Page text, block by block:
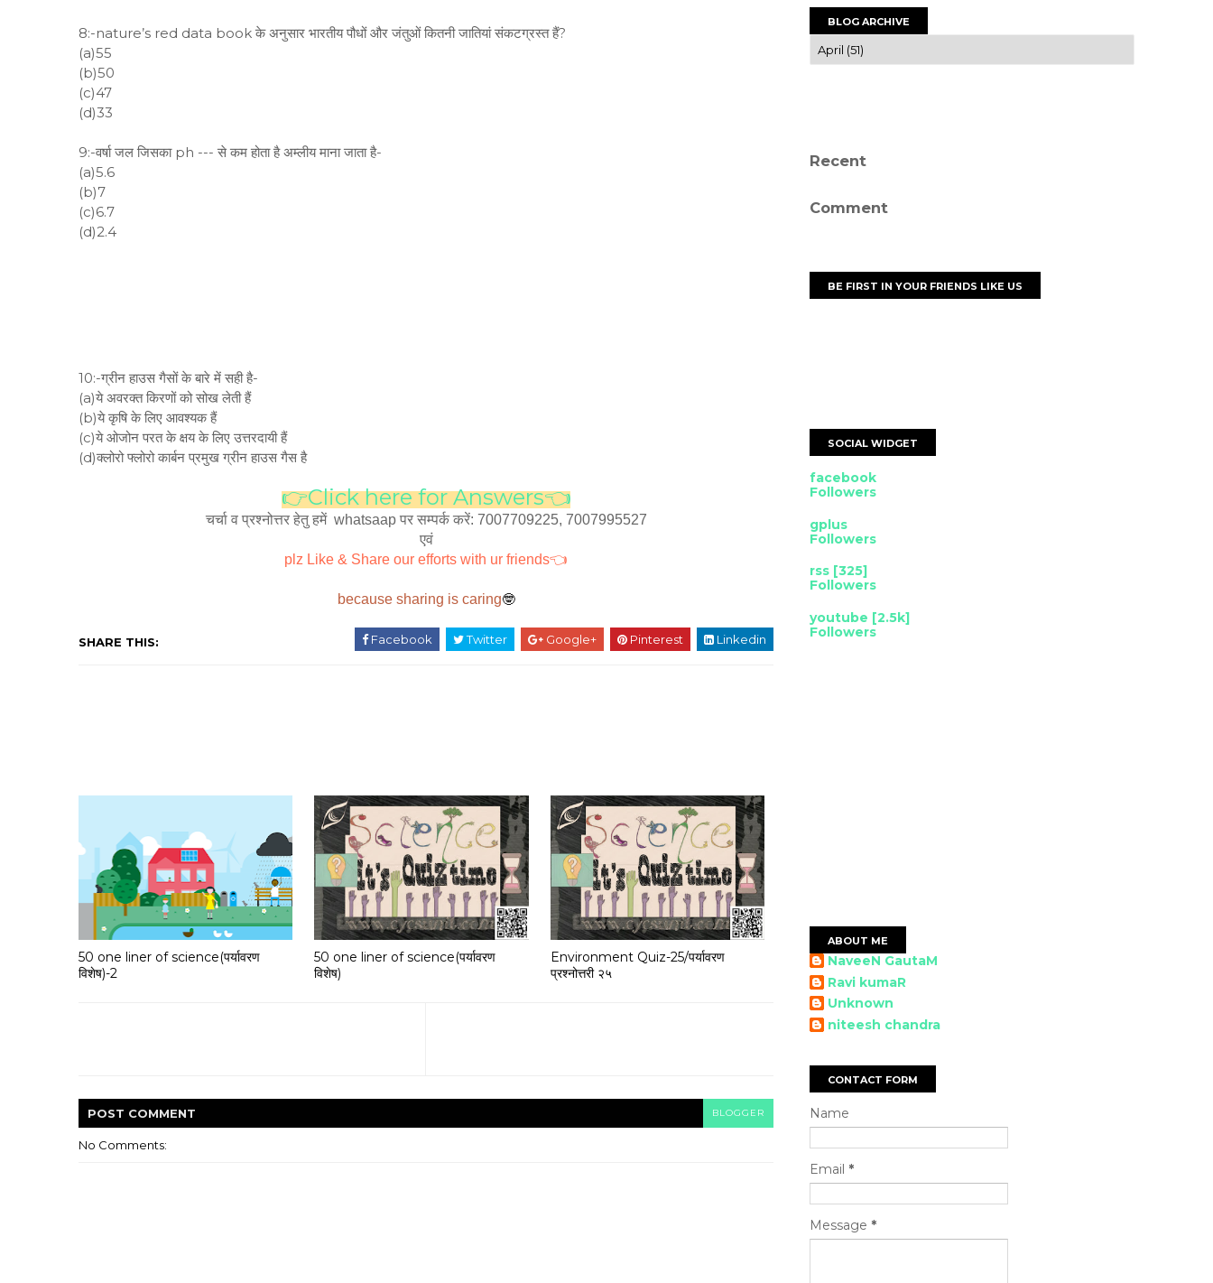
8:-nature’s red data book के अनुसार भारतीय पौधों और जंतुओं कितनी जातियां संकटग्रस्त हैं?
(a)55
(b)50
(c)47
(d)33
9:-वर्षा जल जिसका ph --- से कम होता है अम्लीय माना जाता है-
(a)5.6
(b)7
(c)6.7
(d)2.4
10:-ग्रीन हाउस गैसों के बारे में सही है-
(a)ये अवरक्त किरणों को सोख लेती हैं
(b)ये कृषि के लिए आवश्यक हैं
(c)ये ओजोन परत के क्षय के लिए उत्तरदायी हैं
(d)क्लोरो फ्लोरो कार्बन प्रमुख ग्रीन हाउस गैस है
👉Click here for Answers👈
चर्चा व प्रश्नोत्तर हेतु हमें  whatsaap पर सम्पर्क करें: 7007709225, 7007995527
एवं
plz Like & Share our efforts with ur friends👈
because sharing is caring🤓
SHARE THIS: Facebook Twitter Google+ Pinterest Linkedin
50 one liner of science(पर्यावरण
विशेष)-2
50 one liner of science(पर्यावरण
विशेष)
Environment Quiz-25/पर्यावरण
प्रश्नोत्तरी २५
POST COMMENT BLOGGER
No Comments:
BLOG ARCHIVE
Recent
Comment
BE FIRST IN YOUR FRIENDS LIKE US
SOCIAL WIDGET
facebook
Followers
gplus
Followers
rss [325]
Followers
youtube [2.5k]
Followers
ABOUT ME
NaveeN GautaM
Ravi kumaR
Unknown
niteesh chandra
CONTACT FORM
Name
Email *
Message *